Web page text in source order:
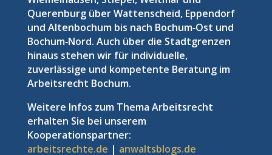
Querenburg über Wattenscheid, Eppendorf
und Altenbochum bis nach Bochum‑Ost und
Bochum‑Nord. Auch über die Stadtgrenzen
hinaus stehen wir für individuelle,
zuverlässige und kompetente Beratung im
Arbeitsrecht Bochum.
Weitere Infos zum Thema Arbeitsrecht
erhalten Sie bei unserem
Kooperationspartner:
arbeitsrechte.de | anwaltsblogs.de